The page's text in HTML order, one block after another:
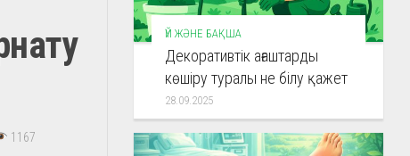
1167
ҮЙ ЖӘНЕ БАҚША
Декоративтік ағаштарды
көшіру туралы не білу қажет
28.09.2025